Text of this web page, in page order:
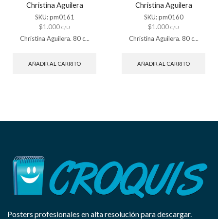
Christina Aguilera
SKU:pm0161
$1.000 C/U
Christina Aguilera. 80 c...
AÑADIR AL CARRITO
Christina Aguilera
SKU:pm0160
$1.000 C/U
Christina Aguilera. 80 c...
AÑADIR AL CARRITO
Posters profesionales en alta resolución para descargar.